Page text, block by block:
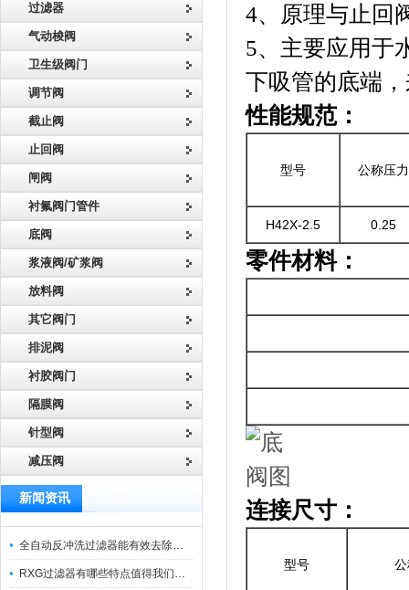
过滤器
气动梭阀
卫生级阀门
调节阀
截止阀
止回阀
闸阀
衬氟阀门管件
底阀
浆液阀/矿浆阀
放料阀
其它阀门
排泥阀
衬胶阀门
隔膜阀
针型阀
减压阀
新闻资讯
全自动反冲洗过滤器能有效去除过滤介质上的杂质
RXG过滤器有哪些特点值得我们选择？
4、原理与止回
5、主要应用于
下吸管的底端
性能规范：
型号 公称压力
H42X-2.5 0.25
零件材料：
连接尺寸：
型号